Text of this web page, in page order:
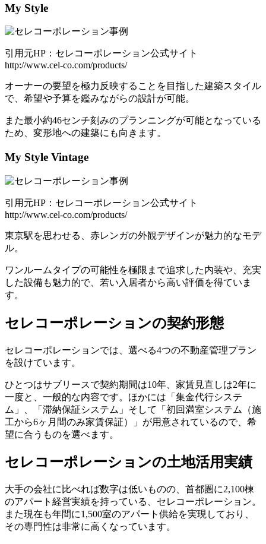
My Style
引用元HP：セレコーポレーション公式サイト
http://www.cel-co.com/products/
オーナーの要望を極力反映することを目指した建築スタイル
で、希望や予算を鑑みながらの設計が可能。
また最小約46センチ刻みのプランニングが可能となっている
ため、変形地への建築にも向きます。
My Style Vintage
引用元HP：セレコーポレーション公式サイト
http://www.cel-co.com/products/
東京駅を思わせる、赤レンガの外観デザインが魅力的なモデ
ル。
ワンルームタイプの可能性を極限まで追求した内装や、充実
した設備も魅力的で、若い入居者から高い評価を得ていま
す。
セレコーポレーションの契約形態
セレコーポレーションでは、選べる4つの不動産管理プラン
を設けています。
ひとつはサブリースで契約期間は10年、家賃見直しは2年に
一度と、一般的な内容です。ほかには「集金代行システ
ム」、「滞納保証システム」そして「初回満室システム（施
工から6ヶ月間のみ家賃保証）」が用意されているので、希
望に合うものを選べます。
セレコーポレーションの土地活用実績
大手の会社に比べれば数字は低いものの、首都圏に2,100棟
のアパート経営実績を持っている、セレコーポレーション。
また現在も年間に1,500室のアパート供給を実現しており、
その専門性は非常に高くなっています。